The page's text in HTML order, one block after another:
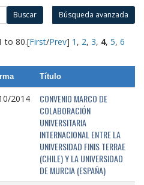
Buscar Búsqueda avanzada
to 80.[First/Prev] 1 , 2, 3, 4, 5, 6
Título
2014
CONVENIO MARCO DE
COLABORACIÓN
UNIVERSITARIA
INTERNACIONAL ENTRE LA
UNIVERSIDAD FINIS TERRAE
(CHILE) Y LA UNIVERSIDAD
DE MURCIA (ESPAÑA)